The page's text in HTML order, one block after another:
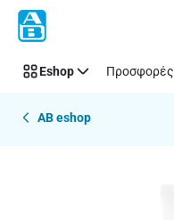
Παράλειψη
Eshop Προσφορές
AB eshop